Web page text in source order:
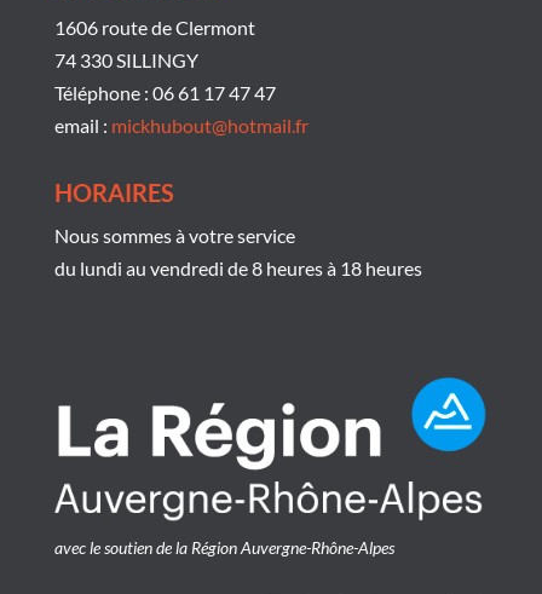
1606 route de Clermont
74 330 SILLINGY
Téléphone : 06 61 17 47 47
email : mickhubout@hotmail.fr
HORAIRES
Nous sommes à votre service
du lundi au vendredi de 8 heures à 18 heures
avec le soutien de la Région Auvergne-Rhône-Alpes